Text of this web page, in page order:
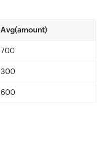
Avg(amount)
700
300
600